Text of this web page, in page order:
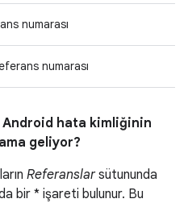
numarası
numarası
hata kimliğinin
geliyor?
Referanslarsütununda
bir * işareti bulunur. Bu